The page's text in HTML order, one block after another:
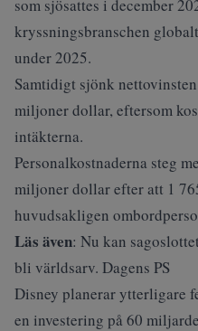
som sjösattes i december
kryssningsbranschen
under 2025.
Samtidigt sjönk
miljoner dollar, eftersom
intäkterna.
Personalkostnaderna steg
miljoner dollar efter att 1
huvudsakligen
Läs även: Nu kan
bli världsarv. Dagens PS
Disney planerar ytterligare
en investering på 60